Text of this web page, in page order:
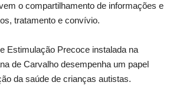
o compartilhamento de informações e
tratamento e convívio.
Estimulação Precoce instalada na
de Carvalho desempenha um papel
da saúde de crianças autistas.